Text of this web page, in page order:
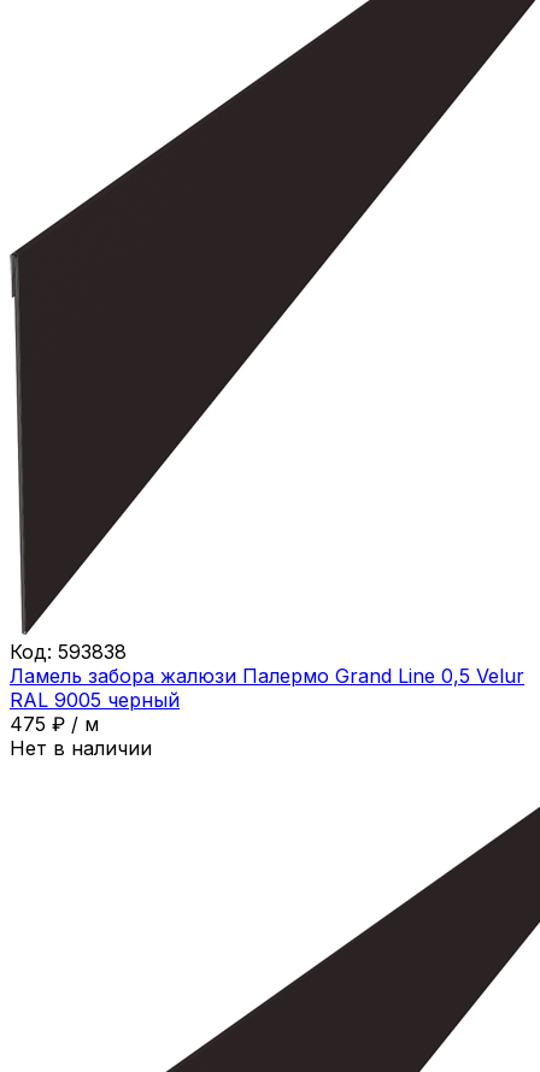
Код: 593838
Ламель забора жалюзи Палермо Grand Line 0,5 Velur
RAL 9005 черный
475 ₽ / м
Нет в наличии